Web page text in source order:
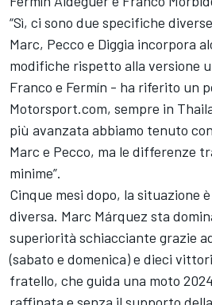
“Sì, ci sono due specifiche
Marc, Pecco e Diggia incorpora
modifiche rispetto alla versione
Franco e Fermín - ha riferito un
Motorsport.com, sempre in
più avanzata abbiamo tenuto
Marc e Pecco, ma le differenze
minime”.
Cinque mesi dopo, la situazione
diversa. Marc Márquez sta
superiorità schiacciante grazie
(sabato e domenica) e dieci
fratello, che guida una moto